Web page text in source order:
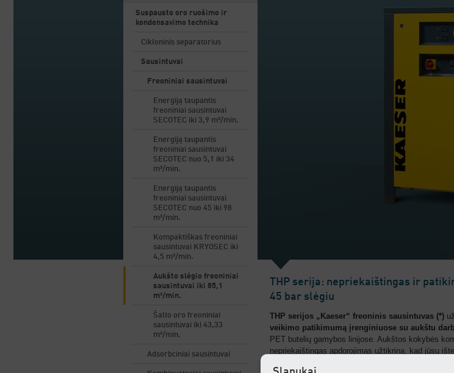
Suspausto oro ruošimo ir
kondensavimo technika
Cikloninis separatorius
Sausintuvai
Freoniniai sausintuvai
Energiją taupantis
freoniniai sausintuvai
SECOTEC iki 3,9 m³/min.
Energiją taupantis
freoniniai sausintuvai
SECOTEC nuo 5,1 iki 34
m³/min.
Energiją taupantis
freoniniai sausintuvai
SECOTEC nuo 45 iki 98
m³/min.
Kompaktiškas freoniniai
sausintuvai KRYOSEC iki
4,5 m³/min.
Aukšto slėgio freoniniai
sausintuvai iki 85,1
m³/min.
Šalto oro freoniniai
sausintuvai iki 43,33
m³/min.
Adsorbciniai sausintuvai
THP serija: nepriekaištingas ir
45 bar slėgiu
THP serijos „Kaeser“ freoninis sausintuvas (*)
veikimo patikimumą įrenginiuose su aukštu
PET butelių gamybos linijose. Aukštos kokybės
nepriekaištingas apdorojimas užtikrina, kad jūsų